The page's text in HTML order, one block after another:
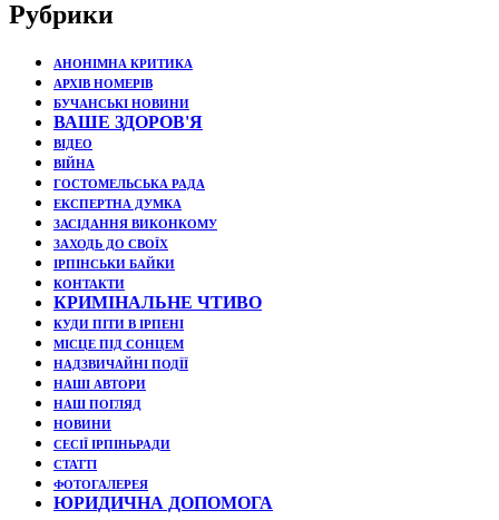
Рубрики
АНОНІМНА КРИТИКА
АРХІВ НОМЕРІВ
БУЧАНСЬКІ НОВИНИ
ВАШЕ ЗДОРОВ'Я
ВІДЕО
ВІЙНА
ГОСТОМЕЛЬСЬКА РАДА
ЕКСПЕРТНА ДУМКА
ЗАСІДАННЯ ВИКОНКОМУ
ЗАХОДЬ ДО СВОЇХ
ІРПІНСЬКИ БАЙКИ
КОНТАКТИ
КРИМІНАЛЬНЕ ЧТИВО
КУДИ ПІТИ В ІРПЕНІ
МІСЦЕ ПІД СОНЦЕМ
НАДЗВИЧАЙНІ ПОДЇЇ
НАШІ АВТОРИ
НАШ ПОГЛЯД
НОВИНИ
СЕСІЇ ІРПІНЬРАДИ
СТАТТІ
ФОТОГАЛЕРЕЯ
ЮРИДИЧНА ДОПОМОГА